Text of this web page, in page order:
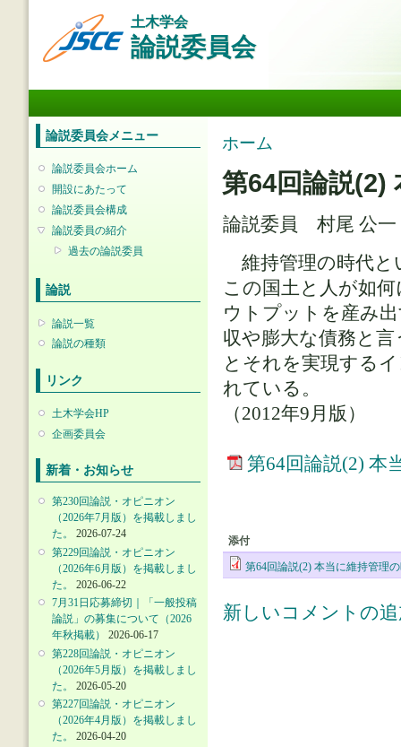
動
土木学会
論説委員会
論説委員会メニュー
論説委員会ホーム
開設にあたって
論説委員会構成
論説委員の紹介
過去の論説委員
論説
論説一覧
論説の種類
リンク
土木学会HP
企画委員会
新着・お知らせ
第230回論説・オピニオン
（2026年7月版）を掲載しまし
た。
2026-07-24
第229回論説・オピニオン
（2026年6月版）を掲載しまし
た。
2026-06-22
7月31日応募締切｜「一般投稿
論説」の募集について（2026
年秋掲載）
2026-06-17
第228回論説・オピニオン
（2026年5月版）を掲載しまし
た。
2026-05-20
第227回論説・オピニオン
（2026年4月版）を掲載しまし
た。
2026-04-20
現在地
ホーム
第64回論説(2)
論説委員 村尾 公
維持管理の時代と
この国土と人が如
ウトプットを産み
収や膨大な債務と
とそれを実現する
れている。
（2012年9月版）
第64回論説(2) 本
添付
第64回論説(2) 本当に維持管理
新しいコメントの